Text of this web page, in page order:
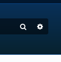
Suche